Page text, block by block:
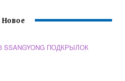
Новое
SSANGYONG ПОДКРЫЛОК